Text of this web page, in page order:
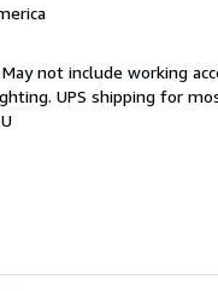
not include working
UPS shipping for